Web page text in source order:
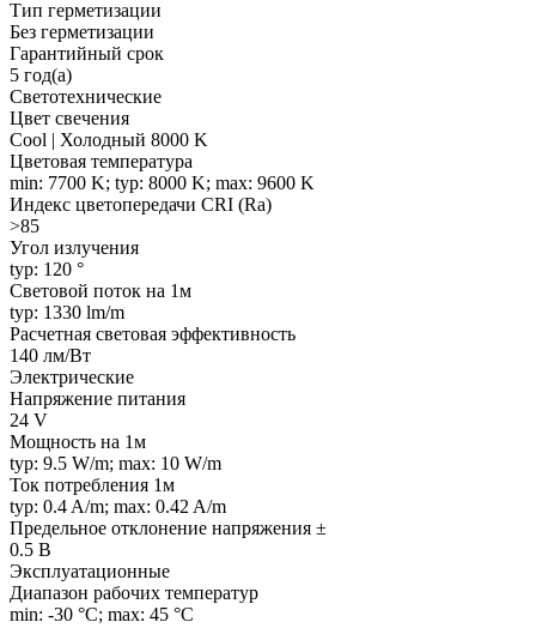
Тип герметизации
Без герметизации
Гарантийный срок
5 год(а)
Светотехнические
Цвет свечения
Cool | Холодный 8000 K
Цветовая температура
min: 7700 K; typ: 8000 K; max: 9600 K
Индекс цветопередачи CRI (Ra)
>85
Угол излучения
typ: 120 °
Световой поток на 1м
typ: 1330 lm/m
Расчетная световая эффективность
140 лм/Вт
Электрические
Напряжение питания
24 V
Мощность на 1м
typ: 9.5 W/m; max: 10 W/m
Ток потребления 1м
typ: 0.4 A/m; max: 0.42 A/m
Предельное отклонение напряжения ±
0.5 В
Эксплуатационные
Диапазон рабочих температур
min: -30 °C; max: 45 °C